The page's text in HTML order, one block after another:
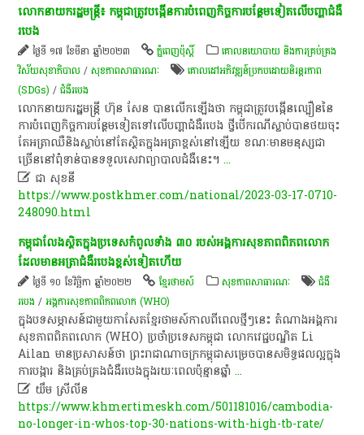
​លោកនាយក​រដ្ឋមន្ត្រី៖ ​កម្ពុជា​ត្រូវ​បង្កើន​ការបំពេញ​កិច្ចការ​បន្ថែមទៀត​លើ​បញ្ហា​ជំងឺ
របេង​
ថ្ងៃទី ១៧ ខែមីនា ឆ្នាំ២០២៣ ភ្នំពេញប៉ុស្តិ៍
គោលនយោបាយ និងការគ្រប់គ្រង
វិស័យសុខាភិបាល /សុខ​ភាព​សា​ធា​រណៈ
គោលដៅ​អភិវឌ្ឍន៍​ប្រកបដោយ​និរន្តរភាព​
(SDGs) /ជំងឺរបេង
លោកនាយក​រដ្ឋមន្ត្រី ហ៊ុន សែន បាន​លើកឡើងថា កម្ពុជា​ត្រូវ​បង្កើនល្បឿន​នៃ​
ការ​បំពេញ​កិច្ចការ​បន្ថែមទៀត​ទៅលើ​បញ្ហា​ជំងឺរបេង ថ្វីបើ​ករណី​ស្លាប់​បាន​ថយចុះ
តែ​អត្រា​ឈឺ​និង​ស្លាប់​នៅតែ​ស្ថិតក្នុង​អត្រា​ខ្ពស់​នៅឡើយ ខណៈ​មាន​មនុស្ស​ជា
ច្រើន​នៅ​ពុំទាន់​បានទទួល​សេវា​ព្យាបាល​ជំងឺ​នេះ​។...
 ជា សុខនី
https://www.postkhmer.com/national/2023-03-17-0710-
248090.html
​កម្ពុជា​លែង​ស្ថិត​ក្នុង​ប្រទេស​កំពូល​ទាំង​ ៣០​ របស់​អង្គការ​សុខភាព​ពិភពលោក​
ដែល​មាន​អត្រា​ជំងឺរបេង​ខ្ពស់​ទៀត​ហើយ​
ថ្ងៃទី ១០ ខែវិច្ឆិកា ឆ្នាំ២០២២ ខ្មែរថាមស៍ សុខ​ភាព​សា​ធា​រណៈ
ជំងឺ
របេង /អង្គការសុខភាពពិភពលោក (WHO)
​ក្នុង​បទ​សម្ភាសន៍​ជាមួយ​កាសែត​ខ្មែរ​ថា​ម​ស៍កាល​ពី​ពេល​ថ្មីៗ​នេះ​ តំណាង​អង្គការ​
សុខភាព​ពិភពលោក​ (WHO)​ ប្រចាំ​ប្រទេស​កម្ពុជា​ លោក​វេជ្ជបណ្ឌិត​ Li​
Ailan​ មាន​ប្រសាសន៍​ថា​ ព្រះរាជាណាចក្រ​កម្ពុជា​សម្រេច​បាន​សមិទ្ធផល​ល្អ​ក្នុង​
ការ​បង្ការ​ និង​គ្រប់គ្រង​ជំងឺរបេង​ក្នុង​រយៈពេល​ប៉ុន្មាន​ឆ្នាំ...
 យឹម ស្រីលីន
https://www.khmertimeskh.com/501181016/cambodia-
no-longer-in-whos-top-30-nations-with-high-tb-rate/